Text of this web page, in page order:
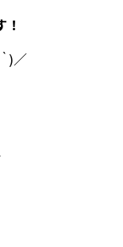
)／
る方、